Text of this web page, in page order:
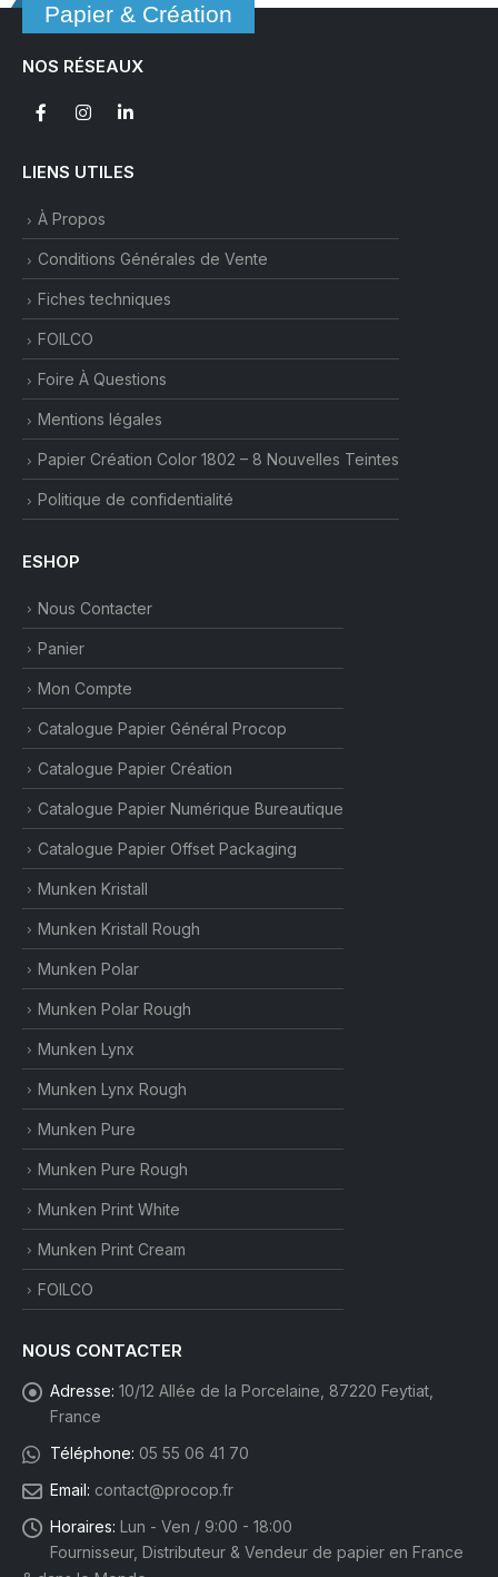
Papier & Création
NOS RÉSEAUX
LIENS UTILES
À Propos
Conditions Générales de Vente
Fiches techniques
FOILCO
Foire À Questions
Mentions légales
Papier Création Color 1802 – 8 Nouvelles Teintes
Politique de confidentialité
ESHOP
Nous Contacter
Panier
Mon Compte
Catalogue Papier Général Procop
Catalogue Papier Création
Catalogue Papier Numérique Bureautique
Catalogue Papier Offset Packaging
Munken Kristall
Munken Kristall Rough
Munken Polar
Munken Polar Rough
Munken Lynx
Munken Lynx Rough
Munken Pure
Munken Pure Rough
Munken Print White
Munken Print Cream
FOILCO
NOUS CONTACTER
Adresse: 10/12 Allée de la Porcelaine, 87220 Feytiat,
France
Téléphone: 05 55 06 41 70
Email: contact@procop.fr
Horaires: Lun - Ven / 9:00 - 18:00
Fournisseur, Distributeur & Vendeur de papier en France